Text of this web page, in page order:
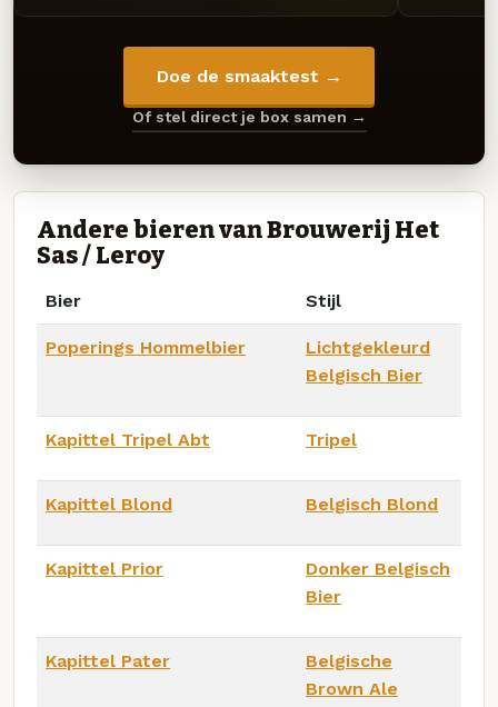
Doe de smaaktest →
Of stel direct je box samen →
Andere bieren van Brouwerij Het
Sas / Leroy
Bier Stijl
Poperings Hommelbier
Lichtgekleurd
Belgisch Bier
Kapittel Tripel Abt Tripel
Kapittel Blond Belgisch Blond
Kapittel Prior
Donker Belgisch
Bier
Kapittel Pater
Belgische
Brown Ale